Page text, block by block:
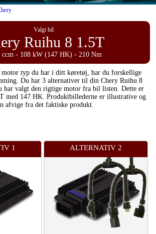
Valgt bil
Ruihu 8 1.5T
ccm - 108 kW (147 HK) - 210 Nm
typ du har i ditt køretøj, har du forskellige
Du har 3 alternativer til din Chery Ruihu 8
har valgt den rigtige motor fra bil listen. Dette er
med 147 HK. Produktbillederne er illustrative og
afvige fra det faktiske produkt.
1 ALTERNATIV 2